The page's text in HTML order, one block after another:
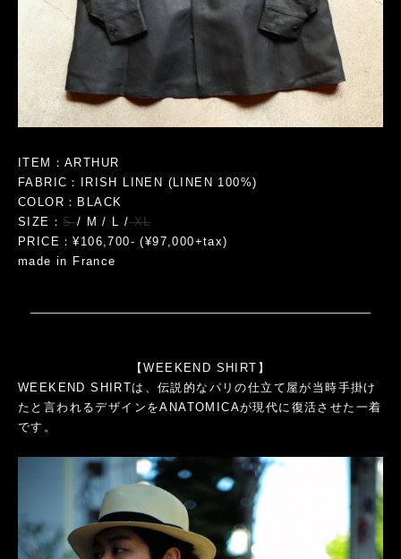
ITEM：ARTHUR
FABRIC：IRISH LINEN (LINEN 100%)
COLOR：BLACK
SIZE： S/ M / L /XL
PRICE：¥106,700- (¥97,000+tax)
made in France
【WEEKEND SHIRT】
WEEKEND SHIRTは、伝説的なパリの仕立て屋が当時手掛け
たと言われるデザインをANATOMICAが現代に復活させた一着
です。